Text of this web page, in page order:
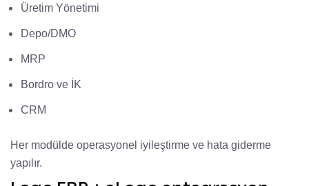
Üretim Yönetimi
Depo/DMO
MRP
Bordro ve İK
CRM
Her modülde operasyonel iyileştirme ve hata giderme
yapılır.